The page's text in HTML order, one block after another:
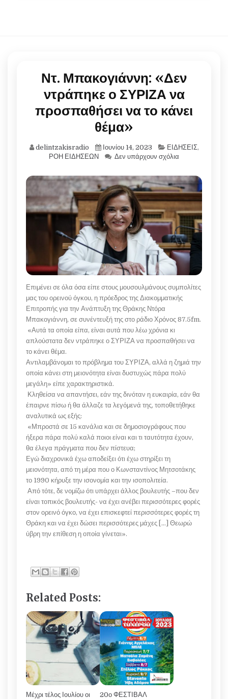
Ντ. Μπακογιάννη: «Δεν
ντράπηκε ο ΣΥΡΙΖΑ να
προσπαθήσει να το κάνει
θέμα»
delintzakisradio Ιουνίου 14, 2023 ΕΙΔΗΣΕΙΣ,
ΡΟΗ ΕΙΔΗΣΕΩΝ
Δεν υπάρχουν σχόλια
Επιμένει σε όλα όσα είπε στους μουσουλμάνους συμπολίτες
μας του ορεινού όγκου, η πρόεδρος της Διακομματικής
Επιτροπής για την Ανάπτυξη της Θράκης Ντόρα
Μπακογιάννη, σε συνέντευξή της στο ράδιο Χρόνος 87.5fm.
«Αυτά τα οποία είπα, είναι αυτά που λέω χρόνια κι
απλούστατα δεν ντράπηκε ο ΣΥΡΙΖΑ να προσπαθήσει να
το κάνει θέμα.
Αντιλαμβάνομαι το πρόβλημα του ΣΥΡΙΖΑ, αλλά η ζημιά την
οποία κάνει στη μειονότητα είναι δυστυχώς πάρα πολύ
μεγάλη» είπε χαρακτηριστικά.
Κληθείσα να απαντήσει, εάν της δινόταν η ευκαιρία, εάν θα
έπαιρνε πίσω ή θα άλλαζε τα λεγόμενά της, τοποθετήθηκε
αναλυτικά ως εξής:
«Μπροστά σε 15 κανάλια και σε δημοσιογράφους που
ήξερα πάρα πολύ καλά ποιοι είναι και τι ταυτότητα έχουν,
θα έλεγα πράγματα που δεν πίστευα;
Εγώ διαχρονικά έχω αποδείξει ότι έχω στηρίξει τη
μειονότητα, από τη μέρα που ο Κωνσταντίνος Μητσοτάκης
το 1990 κήρυξε την ισονομία και την ισοπολιτεία.
Από τότε, δε νομίζω ότι υπάρχει άλλος βουλευτής –που δεν
είναι τοπικός βουλευτής- να έχει ανέβει περισσότερες φορές
στον ορεινό όγκο, να έχει επισκεφτεί περισσότερες φορές τη
Θράκη και να έχει δώσει περισσότερες μάχες […] Θεωρώ
ύβρη την επίθεση η οποία γίνεται».
Related Posts:
Μέχρι τέλος Ιουλίου οι
20ο ΦΕΣΤΙΒΑΛ